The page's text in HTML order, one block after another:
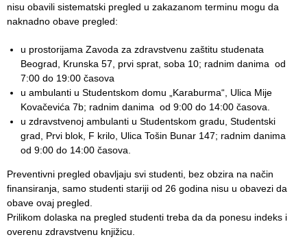
nisu obavili sistematski pregled u zakazanom terminu mogu da
naknadno obave pregled:
u prostorijama Zavoda za zdravstvenu zaštitu studenata
Beograd, Krunska 57, prvi sprat, soba 10; radnim danima od
7:00 do 19:00 časova
u ambulanti u Studentskom domu „Karaburma“, Ulica Mije
Kovačevića 7b; radnim danima od 9:00 do 14:00 časova.
u zdravstvenoj ambulanti u Studentskom gradu, Studentski
grad, Prvi blok, F krilo, Ulica Tošin Bunar 147; radnim danima
od 9:00 do 14:00 časova.
Preventivni pregled obavlјaju svi studenti, bez obzira na način
finansiranja, samo studenti stariji od 26 godina nisu u obavezi da
obave ovaj pregled.
Prilikom dolaska na pregled studenti treba da da ponesu indeks i
overenu zdravstvenu knjižicu.
consultation
for
Healthcare
promotion
and
prevention
Department
for Medical
Stacionar